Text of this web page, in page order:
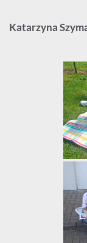
Katarzyna